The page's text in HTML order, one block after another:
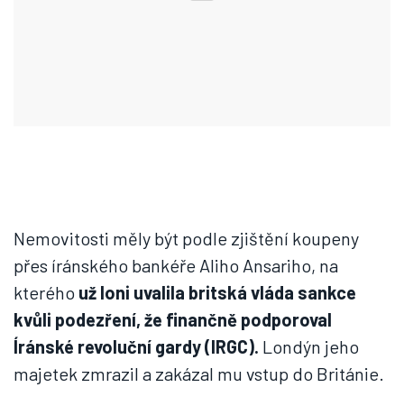
Nemovitosti měly být podle zjištění koupeny
přes íránského bankéře Aliho Ansariho, na
kterého už loni uvalila britská vláda sankce
kvůli podezření, že finančně podporoval
Íránské revoluční gardy (IRGC). Londýn jeho
majetek zmrazil a zakázal mu vstup do Británie.